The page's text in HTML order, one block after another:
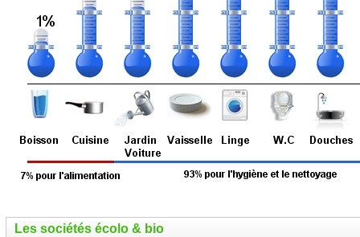
Les sociétés écolo & bio